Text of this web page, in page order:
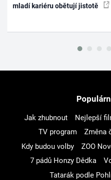
mladí kariéru obětují jistotě
Jak zhubnout Nejlepší
TV program
Změna
Kdy budou volby
ZOO
7 pádů Honzy Dědka
Tatarák podle